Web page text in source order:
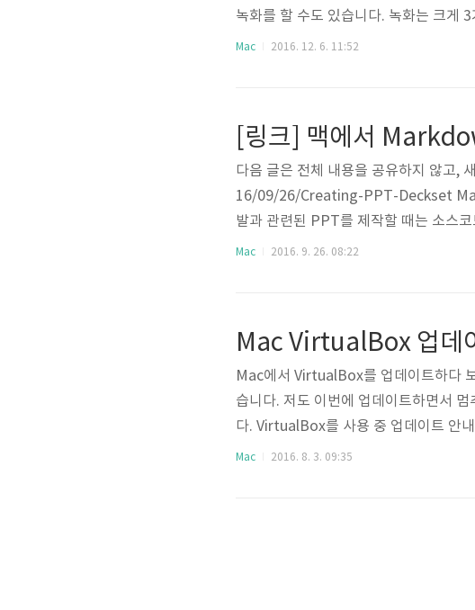
녹화를 할 수도 있습니다. 녹화는 크게
됩니다. 대부분의 맥 장비에는 카메라가
니다. 녹화 시작은 가운데 버튼 또는 ..
Mac 2016. 12. 6. 11:52
[링크] 맥에서
다음 글은 전체 내용을 공유하지 않고
16/09/26/Creating-PPT-Deckset
발과 관련된 PPT를 제작할 때는 소스
의 경우 맘에 들지 않게 표현이 됩니다.
Mac 2016. 9. 26. 08:22
Mac에서 VirtualBox를 업데이트하다
습니다. 저도 이번에 업데이트하면서
다. VirtualBox를 사용 중 업데이트 안
다운로드해 설치하게 됩니다. 다운로
하는 경우가 있습니다. 확인 과정에서
Mac 2016. 8. 3. 09:35